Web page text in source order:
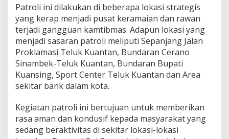
u
a
n
K
a
m
t
b
m
s
Patroli ini dilakukan di beberapa lokasi strategis
yang kerap menjadi pusat keramaian dan rawan
terjadi gangguan kamtibmas. Adapun lokasi yang
menjadi sasaran patroli meliputi Sepanjang Jalan
Proklamasi Teluk Kuantan, Bundaran Cerano
Sinambek-Teluk Kuantan, Bundaran Bupati
Kuansing, Sport Center Teluk Kuantan dan Area
sekitar bank dalam kota.
Kegiatan patroli ini bertujuan untuk memberikan
rasa aman dan kondusif kepada masyarakat yang
sedang beraktivitas di sekitar lokasi-lokasi